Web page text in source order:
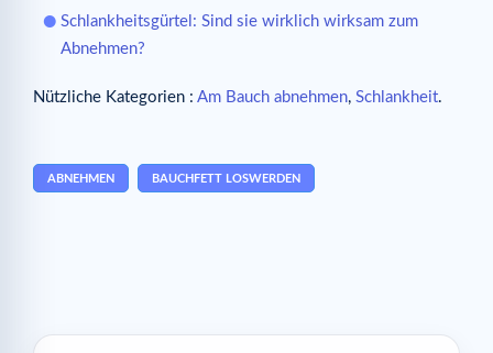
Schlankheitsgürtel: Sind sie wirklich wirksam zum
Abnehmen?
Nützliche Kategorien : Am Bauch abnehmen, Schlankheit.
ABNEHMEN BAUCHFETT LOSWERDEN